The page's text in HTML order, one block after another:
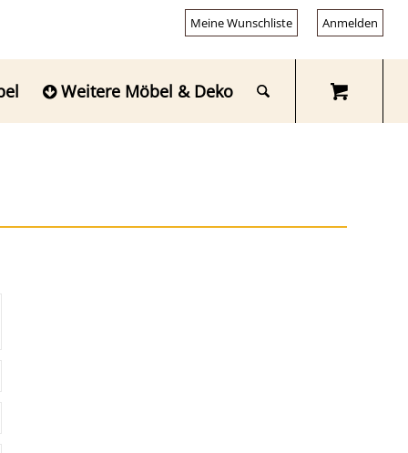
Meine Wunschliste Anmelden
Weitere Möbel & Deko